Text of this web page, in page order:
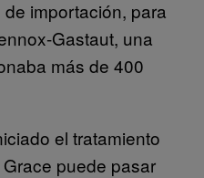
importación, para
Gastaut, una
más de 400
el tratamiento
puede pasar